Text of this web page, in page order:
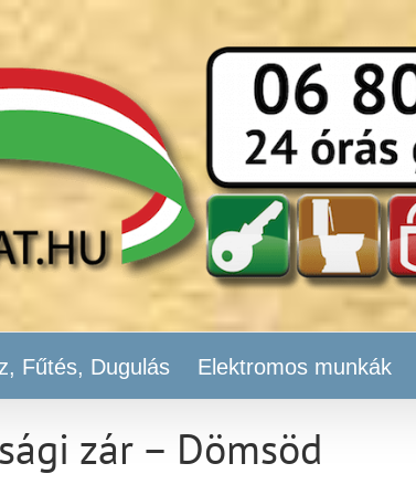
Fűtés, Dugulás Elektromos munkák
zár – Dömsöd